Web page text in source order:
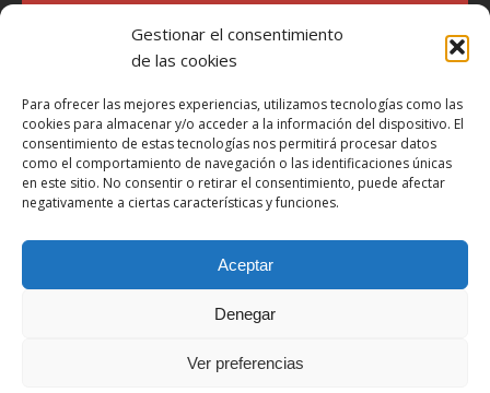
Gestionar el consentimiento
de las cookies
Para ofrecer las mejores experiencias, utilizamos tecnologías como las
cookies para almacenar y/o acceder a la información del dispositivo. El
consentimiento de estas tecnologías nos permitirá procesar datos
como el comportamiento de navegación o las identificaciones únicas
en este sitio. No consentir o retirar el consentimiento, puede afectar
negativamente a ciertas características y funciones.
Aceptar
Denegar
Ver preferencias
"Soy Manel Hospido, nací en Valencia en 1969 y desde el
año 2007 he escrito sobre motos en distintos medios.
Millatrece.com es una apuesta por escribir sobre lo que me
participa"
Aviso Legal
Política de Privacidad
Más Información sobre Cookies